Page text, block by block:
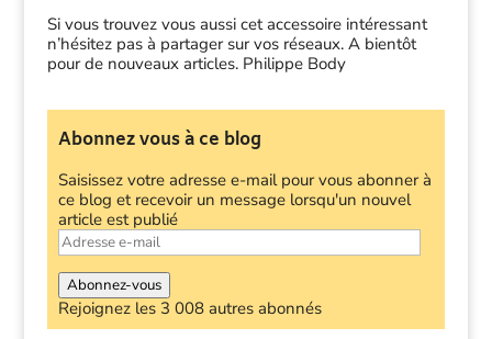
Si vous trouvez vous aussi cet accessoire intéressant
n’hésitez pas à partager sur vos réseaux. A bientôt
pour de nouveaux articles. Philippe Body
Abonnez vous à ce blog
Saisissez votre adresse e-mail pour vous abonner à
ce blog et recevoir un message lorsqu'un nouvel
article est publié
Adresse
e-
mail
Abonnez-vous
Rejoignez les 3 008 autres abonnés